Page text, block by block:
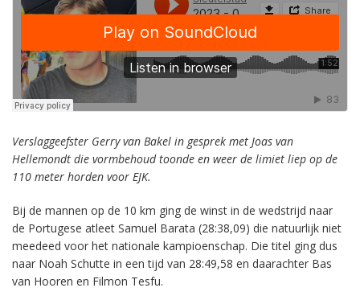
Verslaggeefster Gerry van Bakel in gesprek met Joas van
Hellemondt die vormbehoud toonde en weer de limiet liep op de
110 meter horden voor EJK.
Bij de mannen op de 10 km ging de winst in de wedstrijd naar
de Portugese atleet Samuel Barata (28:38,09) die natuurlijk niet
meedeed voor het nationale kampioenschap. Die titel ging dus
naar Noah Schutte in een tijd van 28:49,58 en daarachter Bas
van Hooren en Filmon Tesfu.